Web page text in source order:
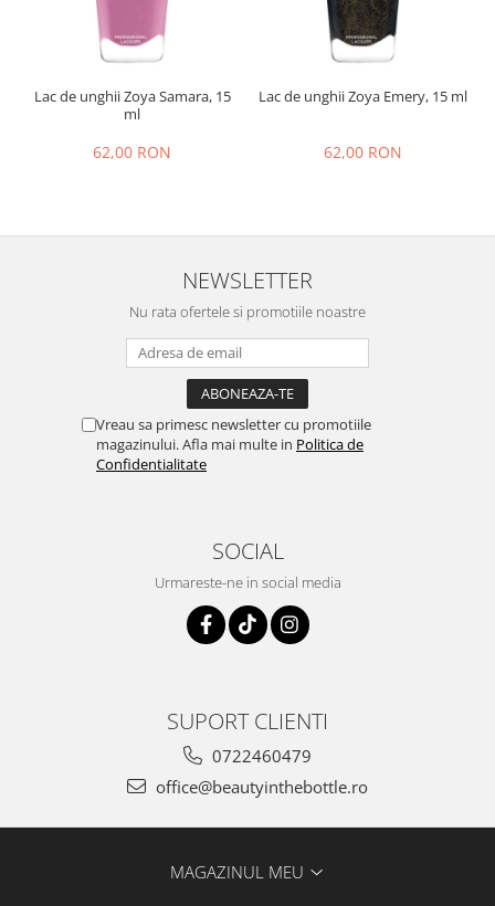
Lac de unghii Zoya Samara, 15
ml
62,00 RON
Lac de unghii Zoya Emery, 15 ml
62,00 RON
NEWSLETTER
Nu rata ofertele si promotiile noastre
Vreau sa primesc newsletter cu promotiile
magazinului. Afla mai multe in Politica de
Confidentialitate
SOCIAL
Urmareste-ne in social media
SUPORT CLIENTI
0722460479
office@beautyinthebottle.ro
MAGAZINUL MEU